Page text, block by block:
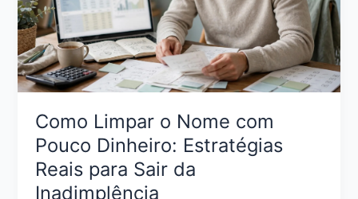
para
Melhorar
Sua
Pontuação
Como Limpar o Nome com
Pouco Dinheiro: Estratégias
Reais para Sair da
Inadimplência